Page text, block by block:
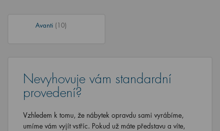
Avanti (10)
Nevyhovuje vám standardní
provedení?
Vzhledem k tomu, že nábytek opravdu sami vyrábíme,
umíme vám vyjít vstříc. Pokud už máte představu a víte,